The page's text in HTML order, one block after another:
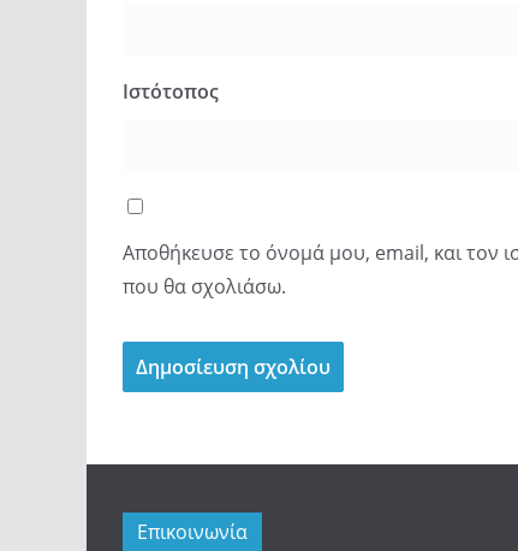
Ιστότοπος
Αποθήκευσε το όνομά μου, email, και τον
που θα σχολιάσω.
Επικοινωνία